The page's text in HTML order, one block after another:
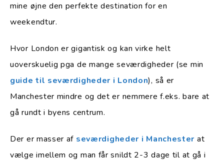
mine øjne den perfekte destination for en
weekendtur.
Hvor London er gigantisk og kan virke helt
uoverskuelig pga de mange seværdigheder (se min
guide til seværdigheder i London), så er
Manchester mindre og det er nemmere f.eks. bare at
gå rundt i byens centrum.
Der er masser af seværdigheder i Manchester at
vælge imellem og man får snildt 2-3 dage til at gå i